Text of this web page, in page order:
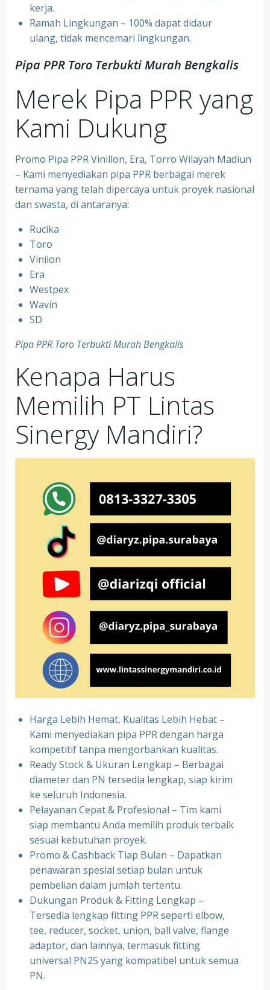
kerja.
⁠Ramah Lingkungan – 100% dapat didaur
ulang, tidak mencemari lingkungan.
Pipa PPR Toro Terbukti Murah Bengkalis
Merek Pipa PPR yang
Kami Dukung
Promo Pipa PPR Vinillon, Era, Torro Wilayah Madiun
– Kami menyediakan pipa PPR berbagai merek
ternama yang telah dipercaya untuk proyek nasional
dan swasta, di antaranya:
Rucika
⁠Toro
⁠Vinilon
⁠Era
⁠Westpex
⁠Wavin
⁠SD
Pipa PPR Toro Terbukti Murah Bengkalis
Kenapa Harus
Memilih PT Lintas
Sinergy Mandiri?
Harga Lebih Hemat, Kualitas Lebih Hebat –
Kami menyediakan pipa PPR dengan harga
kompetitif tanpa mengorbankan kualitas.
⁠Ready Stock & Ukuran Lengkap – Berbagai
diameter dan PN tersedia lengkap, siap kirim
ke seluruh Indonesia.
⁠Pelayanan Cepat & Profesional – Tim kami
siap membantu Anda memilih produk terbaik
sesuai kebutuhan proyek.
⁠Promo & Cashback Tiap Bulan – Dapatkan
penawaran spesial setiap bulan untuk
pembelian dalam jumlah tertentu.
⁠Dukungan Produk & Fitting Lengkap –
Tersedia lengkap fitting PPR seperti elbow,
tee, reducer, socket, union, ball valve, flange
adaptor, dan lainnya, termasuk fitting
universal PN25 yang kompatibel untuk semua
PN.